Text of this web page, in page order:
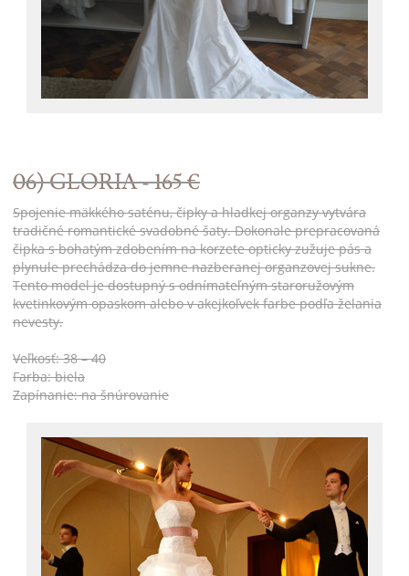
06) GLORIA - 165 €
Spojenie mäkkého saténu, čipky a hladkej organzy vytvára
tradičné romantické svadobné šaty. Dokonale prepracovaná
čipka s bohatým zdobením na korzete opticky zužuje pás a
plynule prechádza do jemne nazberanej organzovej sukne.
Tento model je dostupný s odnímateľným staroružovým
kvetinkovým opaskom alebo v akejkoľvek farbe podľa želania
nevesty.
Veľkosť: 38 – 40
Farba: biela
Zapínanie: na šnúrovanie